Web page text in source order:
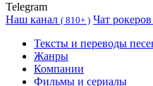
Telegram
Наш канал ( 810+ ) Чат рокеров
Тексты и переводы
Жанры
Компании
Фильмы и сериалы